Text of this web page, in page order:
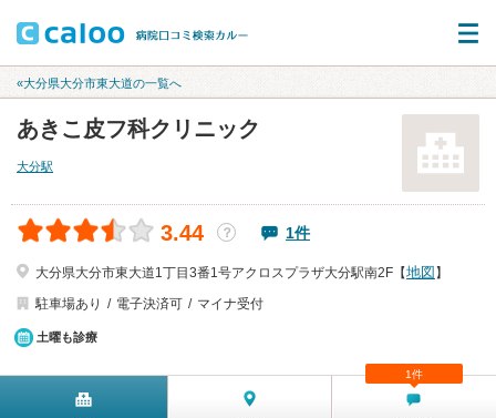
«大分県大分市東大道の一覧へ
あきこ皮フ科クリニック
大分駅
3.44 ？ 1件
大分県大分市東大道1丁目3番1号アクロスプラザ大分駅南2F【地図 】
駐車場あり
電子決済可 マイナ受付
土曜も診療
1件